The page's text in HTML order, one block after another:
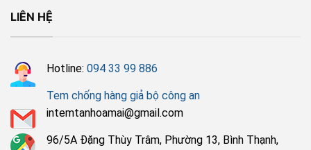
LIÊN HỆ
Hotline: 094 33 99 886
Tem chống hàng giả bộ công an
intemtanhoamai@gmail.com
96/5A Đặng Thùy Trâm, Phường 13, Bình Thạnh,